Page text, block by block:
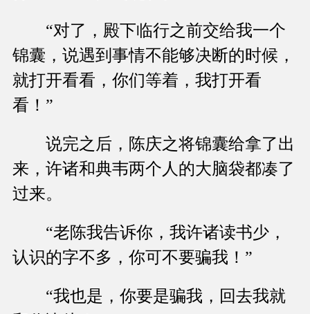
“对了，殿下临行之前交给我一个
锦囊，说遇到事情不能够决断的时候，
就打开看看，你们等着，我打开看
看！”
说完之后，陈庆之将锦囊给拿了出
来，许诸和典韦两个人的大脑袋都凑了
过来。
“老陈我告诉你，我许诸读书少，
认识的字不多，你可不要骗我！”
“我也是，你要是骗我，回去我就